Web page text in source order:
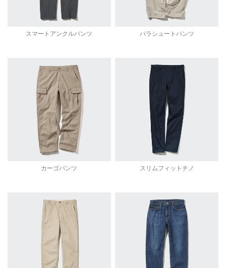
スマートアンクルパンツ パラシュートパンツ
カーゴパンツ スリムフィットチノ